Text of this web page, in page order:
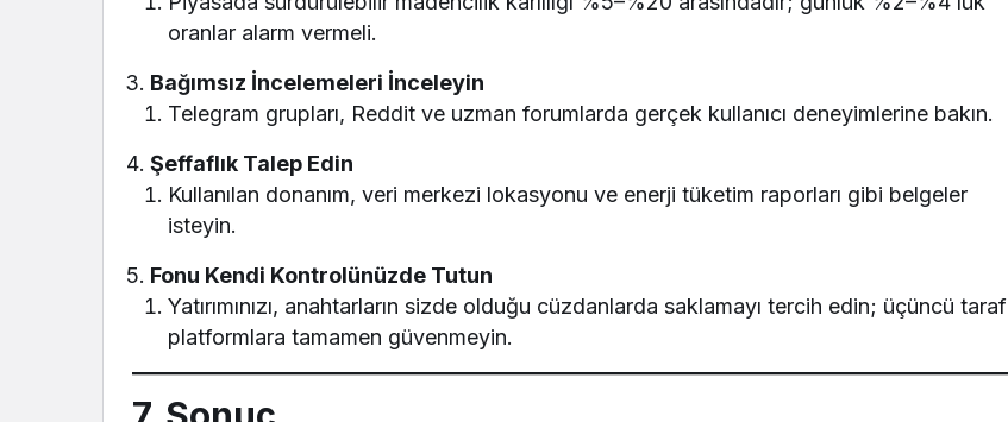
oranlar alarm vermeli.
Bağımsız İncelemeleri İnceleyin
Telegram grupları, Reddit ve uzman forumlarda gerçek kullanıcı deneyimlerine bakın.
Şeffaflık Talep Edin
Kullanılan donanım, veri merkezi lokasyonu ve enerji tüketim raporları gibi belgeler
isteyin.
Fonu Kendi Kontrolünüzde Tutun
Yatırımınızı, anahtarların sizde olduğu cüzdanlarda saklamayı tercih edin; üçüncü taraf
platformlara tamamen güvenmeyin.